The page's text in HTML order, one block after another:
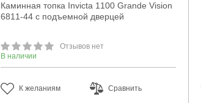
Каминная топка Invicta 1100 Grande Vision
6811-44 с подъемной дверцей
Отзывов нет
В наличии
К желаниям Сравнить